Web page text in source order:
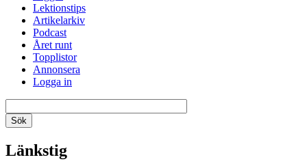
Lektionstips
Artikelarkiv
Podcast
Året runt
Topplistor
Annonsera
Logga in
Länkstig